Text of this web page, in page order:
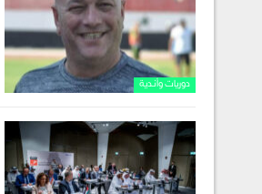
دوريات وأندية